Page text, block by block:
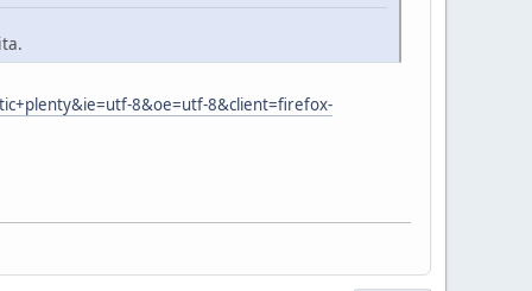
8&oe=utf-8&client=firefox-